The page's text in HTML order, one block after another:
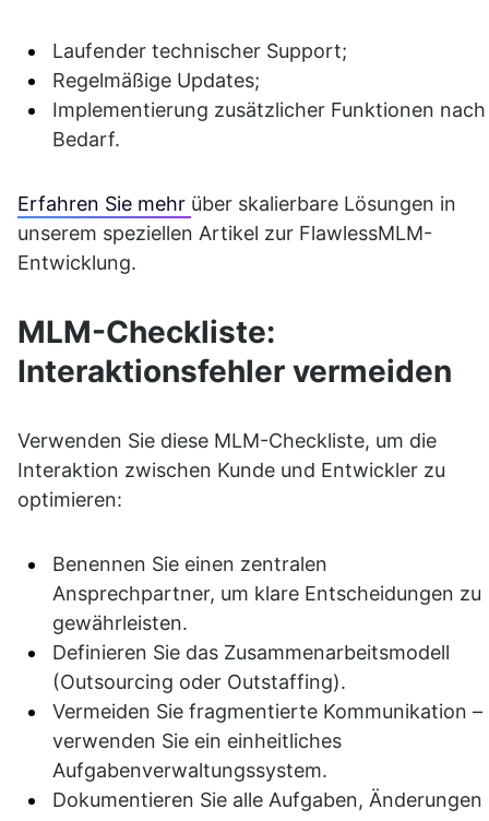
Laufender technischer Support;
Regelmäßige Updates;
Implementierung zusätzlicher Funktionen nach
Bedarf.
Erfahren Sie mehr über skalierbare Lösungen in
unserem speziellen Artikel zur FlawlessMLM-
Entwicklung.
MLM-Checkliste:
Interaktionsfehler vermeiden
Verwenden Sie diese MLM-Checkliste, um die
Interaktion zwischen Kunde und Entwickler zu
optimieren:
Benennen Sie einen zentralen
Ansprechpartner, um klare Entscheidungen zu
gewährleisten.
Definieren Sie das Zusammenarbeitsmodell
(Outsourcing oder Outstaffing).
Vermeiden Sie fragmentierte Kommunikation –
verwenden Sie ein einheitliches
Aufgabenverwaltungssystem.
Dokumentieren Sie alle Aufgaben, Änderungen